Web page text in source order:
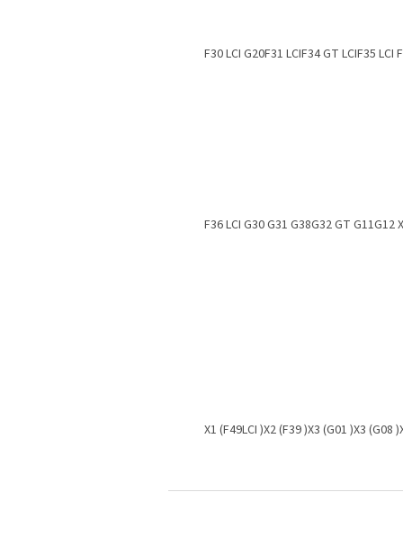
F30 LCI G20F31 LCIF34 GT LCIF35 LCI
F36LCI G30G31 G38G32GT G11G12
X1 (F49LCI )X2 (F39)X3 (G01 )X3 (G08 )